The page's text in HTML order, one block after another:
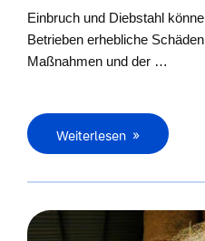
Einbruch und Diebstahl
Betrieben erhebliche
Maßnahmen und der …
Weiterlesen